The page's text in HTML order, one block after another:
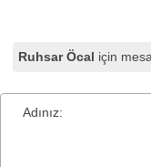
Ruhsar Öcal için
Adınız: